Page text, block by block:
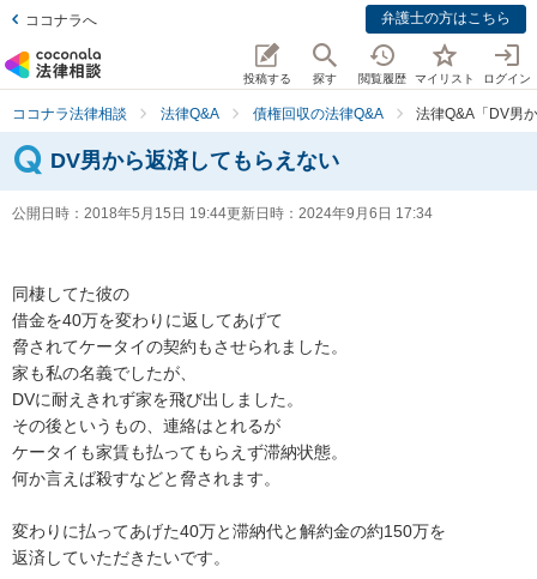
ココナラへ 弁護士の方はこちら
投稿する 探す 閲覧履歴 マイリスト ログイン
ココナラ法律相談 法律Q&A 債権回収の法律Q&A 法律Q&A「DV男
DV男から返済してもらえない
公開日時： 2018年5月15日 19:44更新日時： 2024年9月6日 17:34
同棲してた彼の
借金を40万を変わりに返してあげて
脅されてケータイの契約もさせられました。
家も私の名義でしたが、
DVに耐えきれず家を飛び出しました。
その後というもの、連絡はとれるが
ケータイも家賃も払ってもらえず滞納状態。
何か言えば殺すなどと脅されます。
変わりに払ってあげた40万と滞納代と解約金の約150万を
返済していただきたいです。